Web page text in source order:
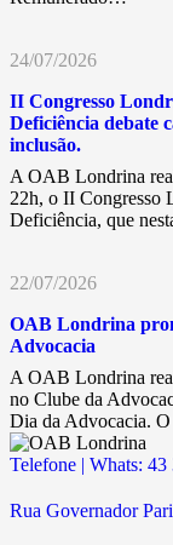
24/07/2026
II Congresso
Deficiência debate
inclusão.
A OAB Londrina
22h, o II Congresso
Deficiência, que
22/07/2026
OAB Londrina
Advocacia
A OAB Londrina
no Clube da
Dia da Advocacia.
Telefone | Whats:
Rua Governador